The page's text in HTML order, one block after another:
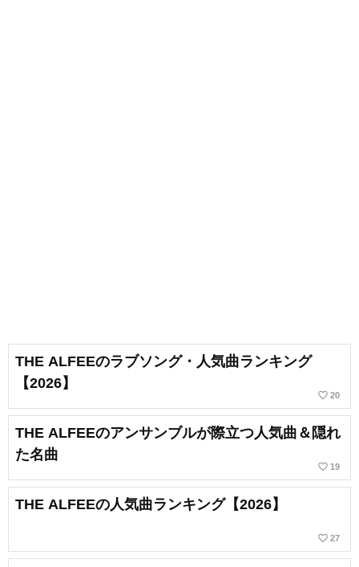
THE ALFEEのラブソング・人気曲ランキング
【2026】
favorite_border 20
THE ALFEEのアンサンブルが際立つ人気曲＆隠れ
た名曲
favorite_border 19
THE ALFEEの人気曲ランキング【2026】
favorite_border 27